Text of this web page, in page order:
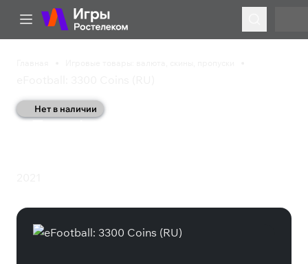
Нет в наличии
eFootball: 3300 Coins